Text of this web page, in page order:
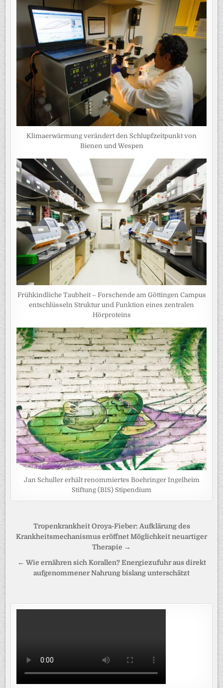
Klimaerwärmung verändert den Schlupfzeitpunkt von
Bienen und Wespen
Frühkindliche Taubheit – Forschende am Göttingen Campus
entschlüsseln Struktur und Funktion eines zentralen
Hörproteins
Jan Schuller erhält renommiertes Boehringer Ingelheim
Stiftung (BIS) Stipendium
Beitragsnavigation
Tropenkrankheit Oroya-Fieber: Aufklärung des
Krankheitsmechanismus eröffnet Möglichkeit neuartiger
Therapie →
← Wie ernähren sich Korallen? Energiezufuhr aus direkt
aufgenommener Nahrung bislang unterschätzt